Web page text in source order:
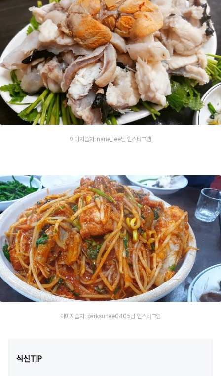
이미지출처: narie_lee님 인스타그램
이미지출처: parksunee0405님 인스타그램
식신TIP